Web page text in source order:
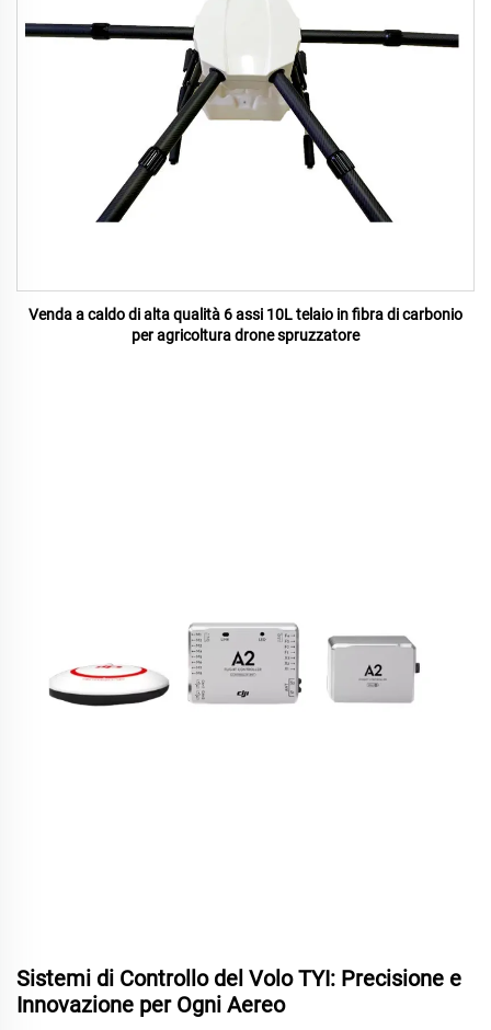
Venda a caldo di alta qualità 6 assi 10L telaio in fibra di carbonio
per agricoltura drone spruzzatore
Sistemi di Controllo del Volo TYI: Precisione e
Innovazione per Ogni Aereo